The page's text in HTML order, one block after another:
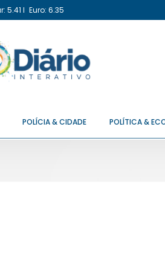
5.41 I Euro: 6.35
POLÍCIA & CIDADE POLÍTICA &